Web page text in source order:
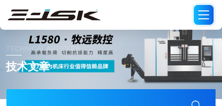
TECHNICAL ARTICLES
技术文章